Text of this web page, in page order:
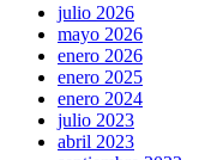
julio 2026
mayo 2026
enero 2026
enero 2025
enero 2024
julio 2023
abril 2023